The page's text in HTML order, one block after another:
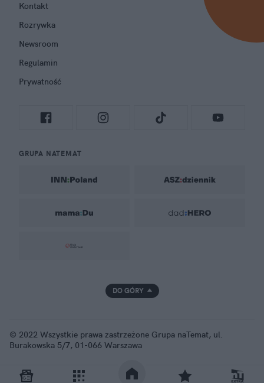
Kontakt
Rozrywka
Newsroom
Regulamin
Prywatność
GRUPA NATEMAT
DO GÓRY
© 2022 Wszystkie prawa zastrzeżone Grupa naTemat, ul.
Burakowska 5/7, 01-066 Warszawa